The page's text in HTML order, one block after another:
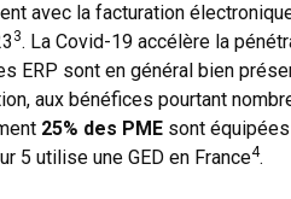
avec la facturation
3. La Covid-19 accélère la
ERP sont en général bien
aux bénéfices pourtant
25% des PMEsont équipées
5 utilise une GED en France4.